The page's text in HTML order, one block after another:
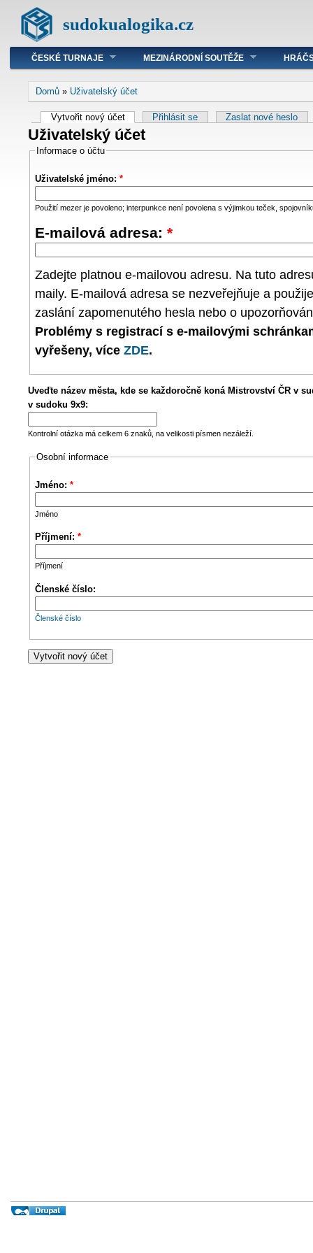
sudokualogika.cz
ČESKÉ TURNAJE MEZINÁRODNÍ SOUTĚŽE
Domů » Uživatelský účet
Vytvořit nový účet Přihlásit se Zaslat nové heslo
Uživatelský účet
Informace o účtu
Uživatelské jméno: *
Použití mezer je povoleno; interpunkce není povolena s výjimkou teček,
E-mailová adresa: *
Zadejte platnou e-mailovou adresu. Na tuto
maily. E-mailová adresa se nezveřejňuje a
zaslání zapomenutého hesla nebo o
Problémy s registrací s e-mailovými
vyřešeny, více ZDE.
Uveďte název města, kde se každoročně koná Mistrovství ČR v
v sudoku 9x9:
Kontrolní otázka má celkem 6 znaků, na velikosti písmen nezáleží.
Osobní informace
Jméno: *
Jméno
Příjmení: *
Příjmení
Členské číslo:
Členské číslo